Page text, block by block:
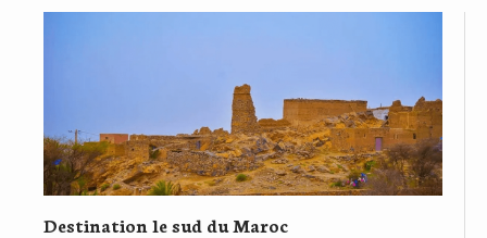
Destination le sud du Maroc